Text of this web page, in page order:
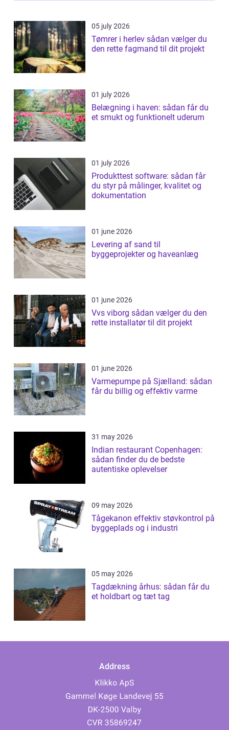
05 july 2026
Tømrer i herlev sådan vælger du
den rette fagmand til dit projekt
01 july 2026
Belægning i haven: sådan får du
et smukt og funktionelt uderum
01 july 2026
Produkttest software: sådan får
du styr på målinger, kvalitet og
dokumentation
01 june 2026
Levering af sand til
byggeprojekter og haveanlæg
01 june 2026
Vvs viborg sådan vælger du den
rette installatør til dit projekt
01 june 2026
Varmepumpe på Sjælland: sådan
får du billig og effektiv varme
31 may 2026
Indian restaurant Copenhagen:
sådan finder du de bedste
autentiske oplevelser
09 may 2026
Tågekanon effektiv støvkontrol på
byggeplads og i industri
05 may 2026
Tagdækning århus: sådan får du
et holdbart og tæt tag
Address